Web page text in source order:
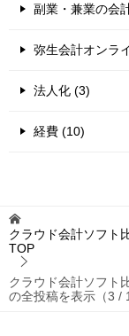
副業・兼業の会
弥生会計オンラ
法人化 (3)
経費 (10)
クラウド会計ソフト
TOP
クラウド会計ソフト
の全投稿を表示（3 /